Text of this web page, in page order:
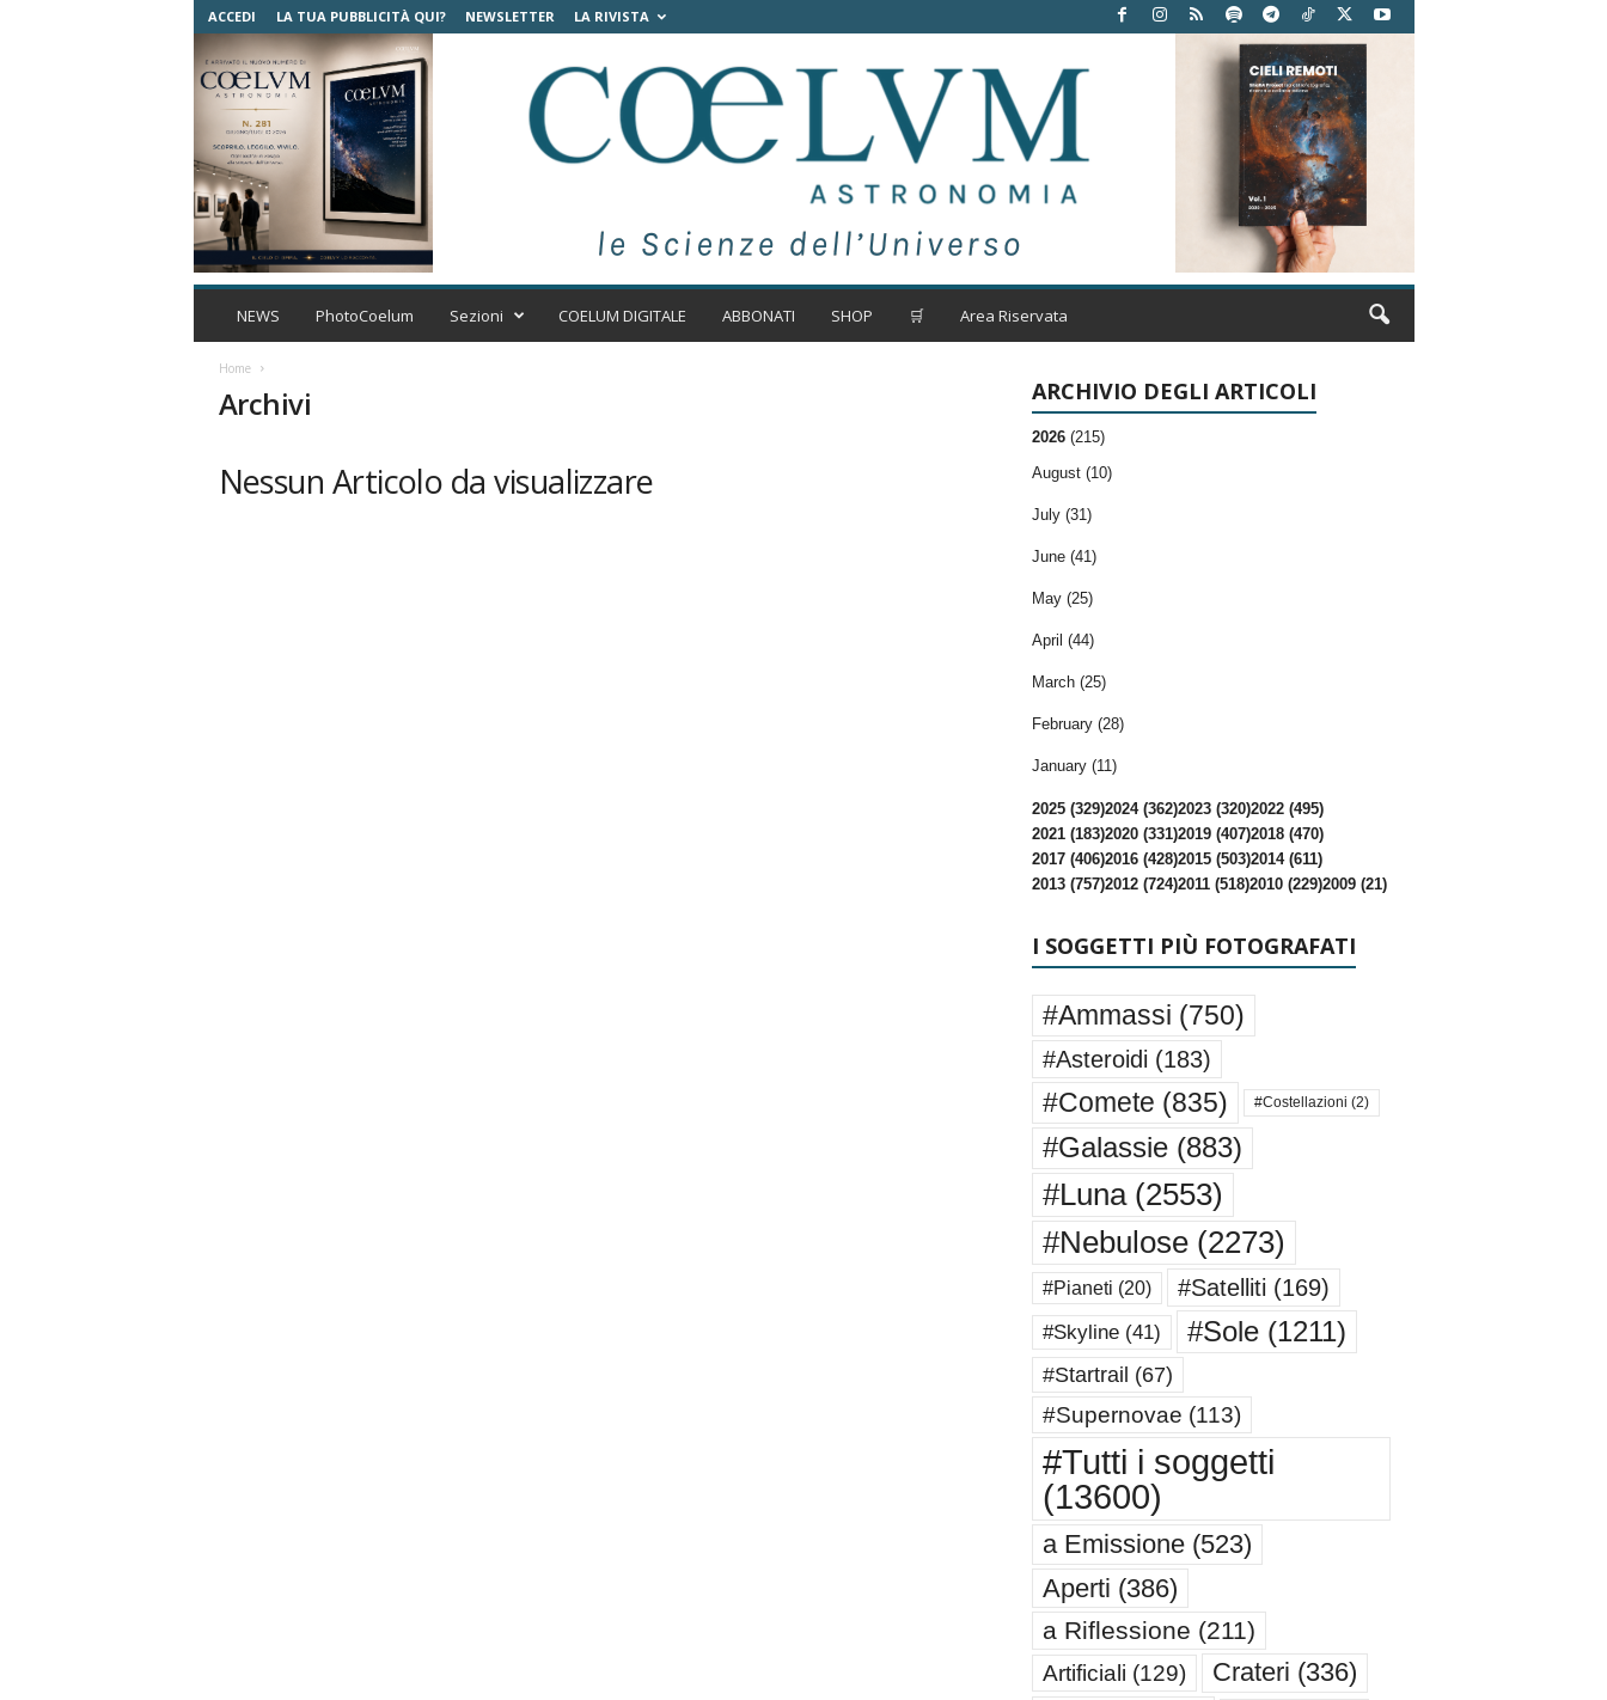
ACCEDI LA TUA PUBBLICITÀ QUI? NEWSLETTER LA RIVISTA
C
t
NEWS PhotoCoelum Sezioni COELUM DIGITALE ABBONATI SHOP 🛒 Area Riservata
Home
Archivi
Nessun Articolo da visualizzare
ARCHIVIO DEGLI ARTICOLI
2026 (215)
August (10)
July (31)
June (41)
May (25)
April (44)
March (25)
February (28)
January (11)
2025 (329)2024 (362)2023 (320)2022 (495)
2021 (183)2020 (331)2019 (407)2018 (470)
2017 (406)2016 (428)2015 (503)2014 (611)
2013 (757)2012 (724)2011 (518)2010 (229)2009 (21)
I SOGGETTI PIÙ FOTOGRAFATI
#Ammassi (750)
#Asteroidi (183)
#Comete (835) #Costellazioni (2)
#Galassie(883)
#Luna(2553)
#Nebulose(2273)
#Pianeti (20) #Satelliti (169)
#Skyline(41) #Sole(1211)
#Startrail (67)
#Supernovae (113)
#Tutti i soggetti
(13600)
a Emissione(523)
Aperti (386)
a Riflessione (211)
Artificiali (129) Crateri (336)